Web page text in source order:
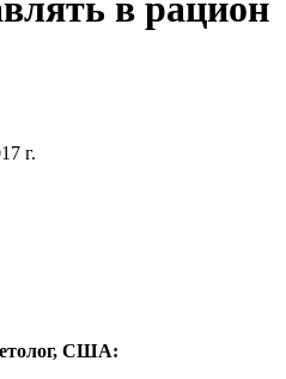
в рацион
г.
США: